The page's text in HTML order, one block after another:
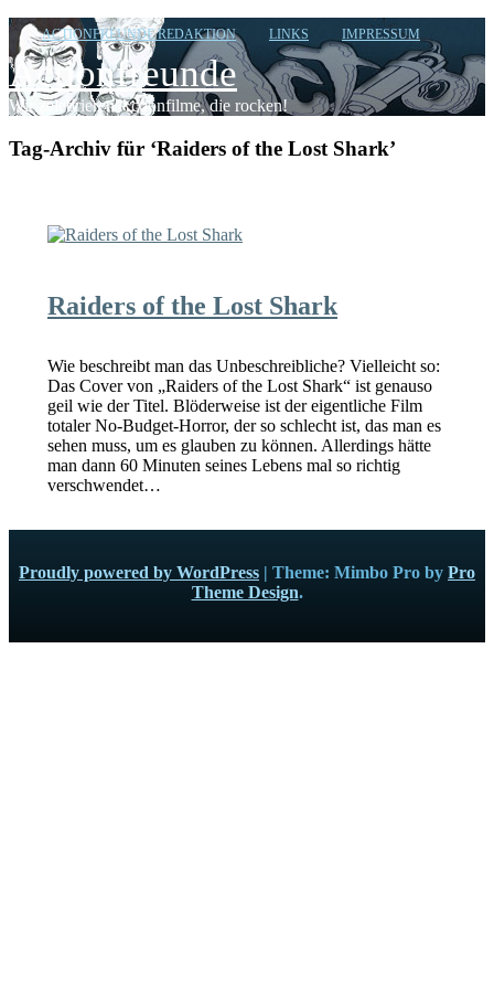
ACTIONFREUNDE REDAKTION LINKS IMPRESSUM
Actionfreunde
Wir zelebrieren Actionfilme, die rocken!
Tag-Archiv für ‘Raiders of the Lost Shark’
Raiders of the Lost Shark
Wie beschreibt man das Unbeschreibliche? Vielleicht so:
Das Cover von „Raiders of the Lost Shark“ ist genauso
geil wie der Titel. Blöderweise ist der eigentliche Film
totaler No-Budget-Horror, der so schlecht ist, das man es
sehen muss, um es glauben zu können. Allerdings hätte
man dann 60 Minuten seines Lebens mal so richtig
verschwendet…
Proudly powered by WordPress | Theme: Mimbo Pro by Pro
Theme Design.